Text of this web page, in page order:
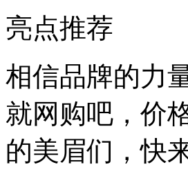
亮点推荐
相信品牌的力
就网购吧，价
的美眉们，快